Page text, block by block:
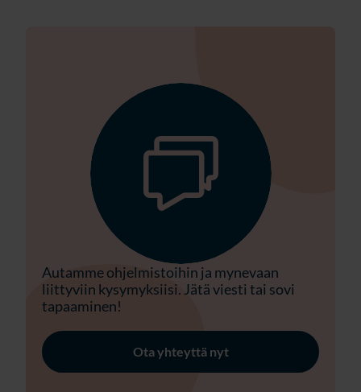
Autamme ohjelmistoihin ja mynevaan
liittyviin kysymyksiisi. Jätä viesti tai sovi
tapaaminen!
Ota yhteyttä nyt